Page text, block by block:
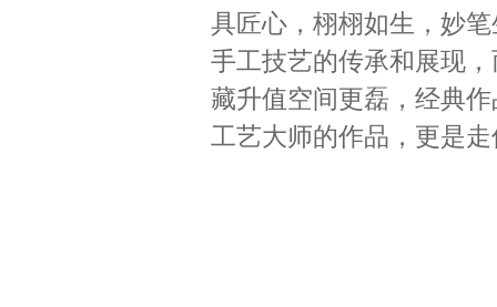
具匠心，栩栩如生，妙
手工技艺的传承和展现
藏升值空间更磊，经典
工艺大师的作品，更是